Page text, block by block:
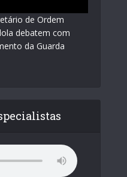
de Ordem
debatem com
da Guarda